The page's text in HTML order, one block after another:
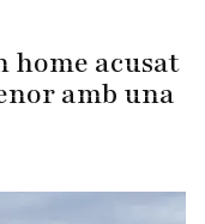
home acusat
amb una